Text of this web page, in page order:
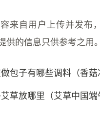
来自用户上传并发布
供的信息只供参考之用。
包子有哪些调料（香菇
草放哪里（艾草中国端